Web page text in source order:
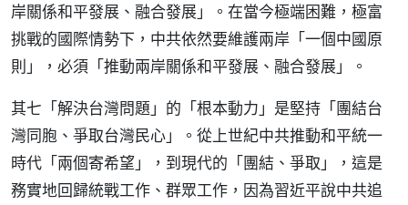
岸關係和平發展、融合發展」。在當今極端困難，極富
挑戰的國際情勢下，中共依然要維護兩岸「一個中國原
則」，必須「推動兩岸關係和平發展、融合發展」。
其七「解決台灣問題」的「根本動力」是堅持「團結台
灣同胞、爭取台灣民心」。從上世紀中共推動和平統一
時代「兩個寄希望」，到現代的「團結、爭取」，這是
務實地回歸統戰工作、群眾工作，因為習近平說中共追